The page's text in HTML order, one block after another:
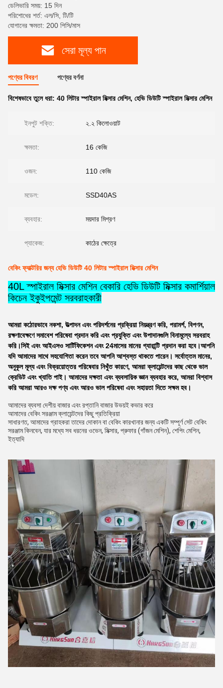
ডেলিভারি সময়: 15 দিন
পরিশোধের শর্ত: এল/সি, টি/টি
যোগানের ক্ষমতা: 200 পিসি/মাস
সেরা মূল্য পান
পণ্যের বিবরণ পণ্যের বর্ণনা
বিশেষভাবে তুলে ধরা: 40 লিটার স্পাইরাল মিক্সার মেশিন, হেভি ডিউটি ​​স্পাইরাল মিক্সার মেশিন
ইনপুট শক্তি: ২.২ কিলোওয়াট
ক্ষমতা: 16 কেজি
ওজন: 110 কেজি
মডেল: SSD40AS
ব্যবহার: ময়দার মিশ্রণ
প্যাকেজ: কাঠের ক্ষেত্রে
বেকিং ফ্যাক্টরির জন্য হেভি ডিউটি ​​40 লিটার স্পাইরাল মিক্সার মেশিন
40L স্পাইরাল মিক্সার মেশিন বেকারি হেভি ডিউটি ​​মিক্সার কমার্শিয়াল
কিচেন ইকুইপমেন্ট সরবরাহকারী
আমরা কঠোরভাবে নকশা, উত্পাদন এবং পরিদর্শনের প্রক্রিয়া নিয়ন্ত্রণ করি, পরামর্শ, বিপণন,
রক্ষণাবেক্ষণে সমাবেশ পরিষেবা প্রদান করি এবং প্রযুক্তি এবং উপাদানগুলি বিনামূল্যে সরবরাহ
করি।সিই এবং আইএসও সার্টিফিকেশন এবং 24মাসের মানের গ্যারান্টি প্রদান করা হবে।আপনি
যদি আমাদের সাথে সহযোগিতা করেন তবে আপনি আশ্বস্ত থাকতে পারেন। সর্বোত্তম মানের,
অনুকূল মূল্য এবং বিক্রয়োত্তর পরিষেবার নিখুঁত কারণে, আমরা ক্লায়েন্টদের কাছ থেকে ভাল
ক্রেডিট এবং খ্যাতি পাই। আমাদের দক্ষতা এবং ব্যবসায়িক জ্ঞান ব্যবহার করে, আমরা বিশ্বাস
করি আমরা আরও দক্ষ পণ্য এবং আরও ভাল পরিষেবা এবং সহায়তা দিতে সক্ষম হব।
আমাদের ব্যবসা দেশীয় বাজার এবং রপ্তানি বাজার উভয়ই কভার করে
আমাদের বেকিং সরঞ্জাম ক্লায়েন্টদের কিছু প্রতিক্রিয়া
সাধারণত, আমাদের গ্রাহকরা তাদের দোকান বা বেকিং কারখানার জন্য একটি সম্পূর্ণ সেট বেকিং
সরঞ্জাম কিনবেন, যার মধ্যে সব ধরনের ওভেন, মিক্সার, প্রুফার (গাঁজন মেশিন), শেপিং মেশিন,
ইত্যাদি